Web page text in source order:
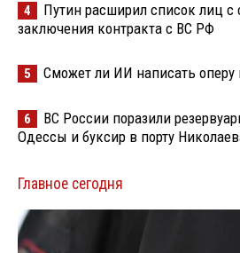
4
Путин расширил список лиц
заключения контракта с ВС РФ
5 Сможет ли ИИ написать оперу
6
ВС России поразили
Одессы и буксир в порту
Главное сегодня